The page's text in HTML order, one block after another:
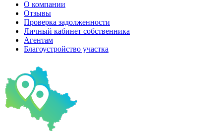
О компании
Отзывы
Проверка задолженности
Личный кабинет собственника
Агентам
Благоустройство участка